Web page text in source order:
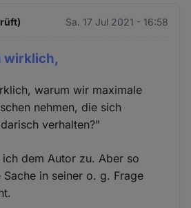
Sa. 17 Jul 2021 - 16:58
wirklich,
warum wir maximale
nehmen, die sich
verhalten?"
ich dem Autor zu. Aber so
in seiner o. g. Frage